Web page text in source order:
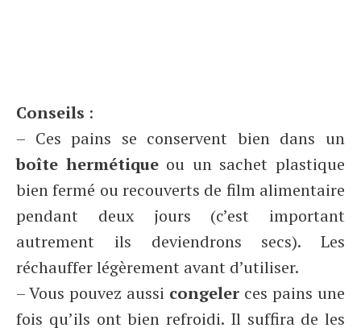
Conseils :
– Ces pains se conservent bien dans un
boîte hermétiqueou un sachet plastique
bien fermé ou recouverts de film alimentaire
pendant deux jours (c’est important
autrement ils deviendrons secs). Les
réchauffer légèrement avant d’utiliser.
– Vous pouvez aussi congeler ces pains une
fois qu’ils ont bien refroidi. Il suffira de les